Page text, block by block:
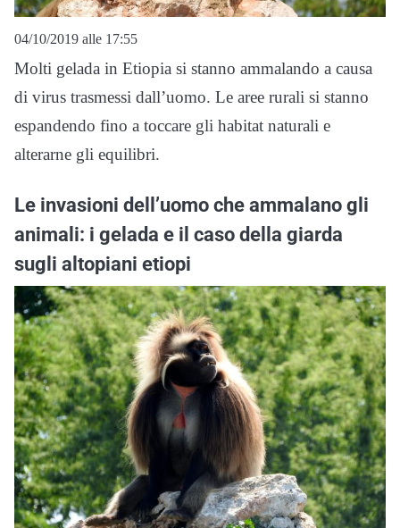
04/10/2019 alle 17:55
Molti gelada in Etiopia si stanno ammalando a causa
di virus trasmessi dall’uomo. Le aree rurali si stanno
espandendo fino a toccare gli habitat naturali e
alterarne gli equilibri.
Le invasioni dell’uomo che ammalano gli
animali: i gelada e il caso della giarda
sugli altopiani etiopi